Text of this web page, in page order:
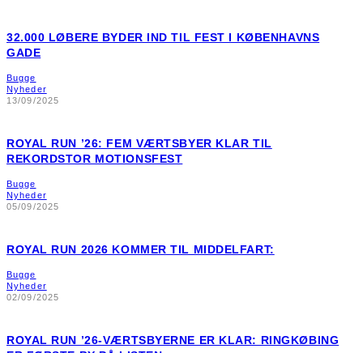
32.000 LØBERE BYDER IND TIL FEST I KØBENHAVNS
GADE
Bugge
Nyheder
13/09/2025
ROYAL RUN ’26: FEM VÆRTSBYER KLAR TIL
REKORDSTOR MOTIONSFEST
Bugge
Nyheder
05/09/2025
ROYAL RUN 2026 KOMMER TIL MIDDELFART:
Bugge
Nyheder
02/09/2025
ROYAL RUN ’26-VÆRTSBYERNE ER KLAR: RINGKØBING